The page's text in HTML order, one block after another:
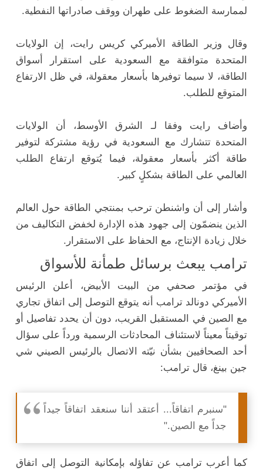
لممارسة الضغوط على طهران ووقف صادراتها النفطية.
وقال وزير الطاقة الأميركي كريس رايت، إن الولايات
المتحدة متوافقة مع السعودية على استقرار أسواق
الطاقة، لا سيما توفيرها بأسعار معقولة، في ظل الارتفاع
المتوقع للطلب.
وأضاف رايت وفقا لـ الشرق الأوسط، أن الولايات
المتحدة تتشارك مع السعودية في رؤية مشتركة لتوفير
طاقة أكثر بأسعار معقولة، فيما يُتوقع ارتفاع الطلب
العالمي على الطاقة بشكلٍ كبير.
وأشار إلى أن واشنطن ترحب بمنتجي الطاقة حول العالم
الذين ينضمّون إلى جهود هذه الإدارة لخفض التكاليف من
خلال زيادة الإنتاج، مع الحفاظ على الاستقرار.
ترامب يبعث برسائل طمأنة للأسواق
في مؤتمر صحفي من البيت الأبيض، أعلن الرئيس
الأميركي دونالد ترامب أنه يتوقع التوصل إلى اتفاق تجاري
مع الصين في المستقبل القريب، دون أن يحدد تفاصيل أو
توقيتاً معيناً لاستئناف المحادثات الرسمية ورداً على سؤال
أحد الصحافيين بشأن نيّته الاتصال بالرئيس الصيني شي
جين بينغ، قال ترامب:
"سنبرم اتفاقاً... أعتقد أننا سنعقد اتفاقاً جيداً
جداً مع الصين."
كما أعرب ترامب عن تفاؤله بإمكانية التوصل إلى اتفاق